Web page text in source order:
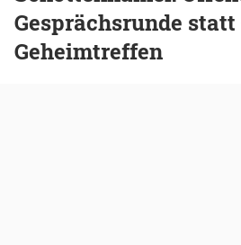
Gesprächsrunde statt
Geheimtreffen